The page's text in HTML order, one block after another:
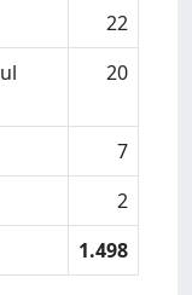
22
20
7
2
1.498